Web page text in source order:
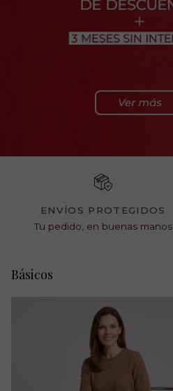
ENVÍOS PROTEGIDOS
Tu pedido, en buenas manos
Básicos